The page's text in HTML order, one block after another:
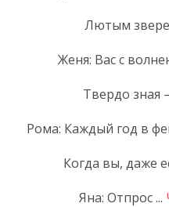
Лютым
Женя: Вас с
Твердо зная
Рома: Каждый год в
Когда вы, даже
Яна: Отпрос...